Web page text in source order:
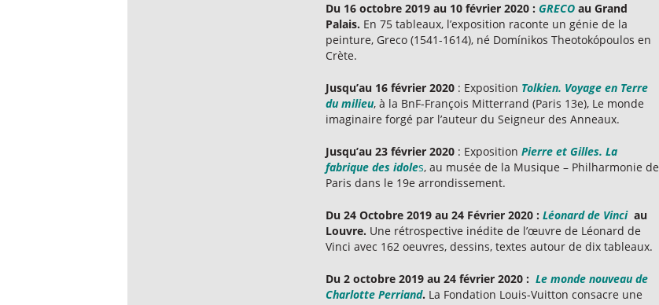
Du 16 octobre 2019 au 10 février 2020 : GRECO au Grand
Palais. En 75 tableaux, l’exposition raconte un génie de la
peinture, Greco (1541-1614), né Domínikos Theotokópoulos en
Crète.
Jusqu’au 16 février 2020 : Exposition Tolkien. Voyage en Terre
du milieu, à la BnF-François Mitterrand (Paris 13e), Le monde
imaginaire forgé par l’auteur du Seigneur des Anneaux.
Jusqu’au 23 février 2020 : Exposition Pierre et Gilles. La
fabrique des idoles, au musée de la Musique – Philharmonie de
Paris dans le 19e arrondissement.
Du 24 Octobre 2019 au 24 Février 2020 : Léonard de Vinci au
Louvre. Une rétrospective inédite de l’œuvre de Léonard de
Vinci avec 162 oeuvres, dessins, textes autour de dix tableaux.
Du 2 octobre 2019 au 24 février 2020 : Le monde nouveau de
Charlotte Perriand. La Fondation Louis-Vuitton consacre une